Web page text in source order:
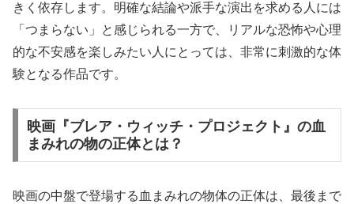
きく依存します。明確な結論や派手な演出を求める人には
「つまらない」と感じられる一方で、リアルな恐怖や心理
的な不安感を楽しみたい人にとっては、非常に刺激的な体
験となる作品です。
映画『ブレア・ウィッチ・プロジェクト』の血
まみれの物の正体とは？
映画の中盤で登場する血まみれの物体の正体は、最後まで